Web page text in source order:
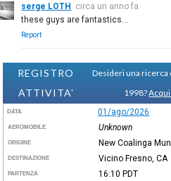
serge LOTH circa un anno fa
these guys are fantastics...
Report
REGISTRO
ATTIVITA'
Desideri una ricerca
1998?
DATA 01/ago/2026
AEROMOBILE Unknown
ORIGINE New Coalinga
DESTINAZIONE Vicino Fresno, CA
PARTENZA 16:10 PDT